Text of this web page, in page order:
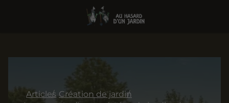
Articles Création de jardin